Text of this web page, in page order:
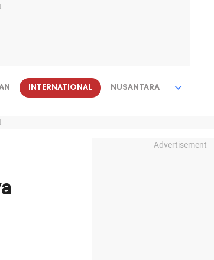
INTERNATIONAL NUSANTARA
Advertisement